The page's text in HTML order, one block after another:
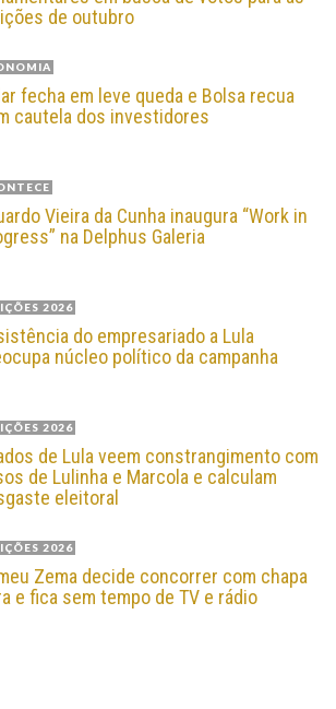
de outubro
fecha em leve queda e Bolsa recua
cautela dos investidores
Vieira da Cunha inaugura “Work in
na Delphus Galeria
2026
do empresariado a Lula
núcleo político da campanha
2026
de Lula veem constrangimento com
de Lulinha e Marcola e calculam
eleitoral
2026
Zema decide concorrer com chapa
e fica sem tempo de TV e rádio